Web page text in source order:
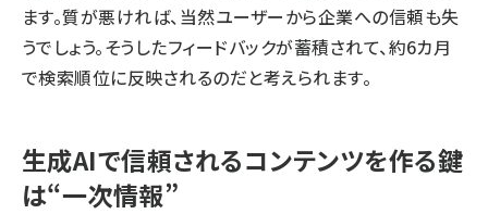
ます。質が悪ければ、当然ユーザーから企業への信頼も失
うでしょう。そうしたフィードバックが蓄積されて、約6カ月
で検索順位に反映されるのだと考えられます。
生成AIで信頼されるコンテンツを作る鍵
は“一次情報”